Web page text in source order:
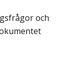
och